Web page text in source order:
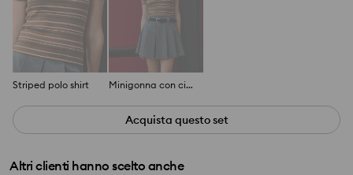
Striped polo shirt Minigonna con cintura
Acquista questo set
Altri clienti hanno scelto anche